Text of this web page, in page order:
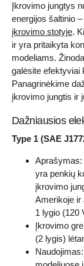
Įkrovimo jungtys
energijos šaltinio –
įkrovimo stotyje.
ir yra pritaikyta
modeliams.
galėsite efektyviai
Panagrinėkime
įkrovimo jungtis ir
Dažniausios
Type 1 (SAE
Aprašymas:
yra penkių
įkrovimo
Amerikoje ir
1 lygio (120
Įkrovimo
(2 lygis)